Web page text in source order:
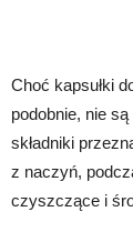
Choć kapsułki
podobnie, nie
składniki
z naczyń,
czyszczące i